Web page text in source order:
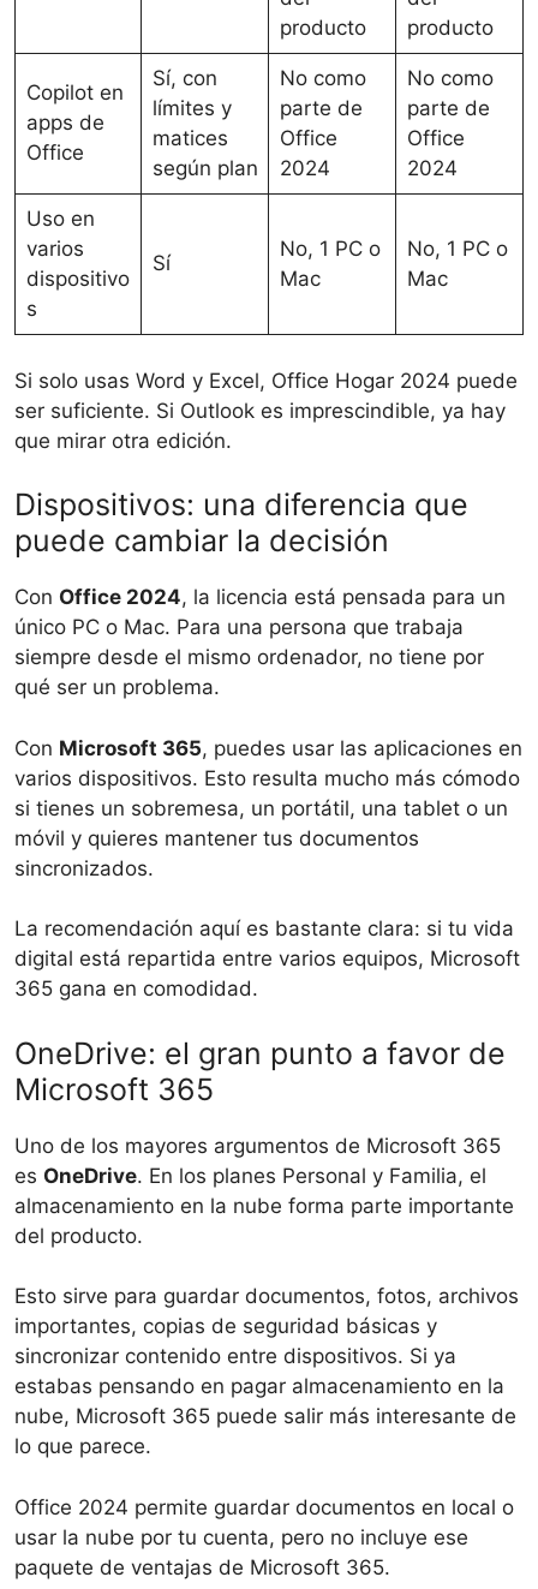
producto
producto
Copilot en
apps de
Office
Sí, con
límites y
matices
según plan
No como
parte de
Office
2024
No como
parte de
Office
2024
Uso en
varios
dispositivo
s
Sí
No, 1 PC o
Mac
No, 1 PC o
Mac
Si solo usas Word y Excel, Office Hogar 2024 puede
ser suficiente. Si Outlook es imprescindible, ya hay
que mirar otra edición.
Dispositivos: una diferencia que
puede cambiar la decisión
Con Office 2024, la licencia está pensada para un
único PC o Mac. Para una persona que trabaja
siempre desde el mismo ordenador, no tiene por
qué ser un problema.
Con Microsoft 365, puedes usar las aplicaciones en
varios dispositivos. Esto resulta mucho más cómodo
si tienes un sobremesa, un portátil, una tablet o un
móvil y quieres mantener tus documentos
sincronizados.
La recomendación aquí es bastante clara: si tu vida
digital está repartida entre varios equipos, Microsoft
365 gana en comodidad.
OneDrive: el gran punto a favor de
Microsoft 365
Uno de los mayores argumentos de Microsoft 365
es OneDrive. En los planes Personal y Familia, el
almacenamiento en la nube forma parte importante
del producto.
Esto sirve para guardar documentos, fotos, archivos
importantes, copias de seguridad básicas y
sincronizar contenido entre dispositivos. Si ya
estabas pensando en pagar almacenamiento en la
nube, Microsoft 365 puede salir más interesante de
lo que parece.
Office 2024 permite guardar documentos en local o
usar la nube por tu cuenta, pero no incluye ese
paquete de ventajas de Microsoft 365.